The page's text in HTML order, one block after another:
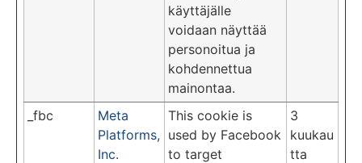
käyttäjälle
voidaan näyttää
personoitua ja
kohdennettua
mainontaa.
_fbc
Meta
Platforms,
Inc.
This cookie is
used by Facebook
to target
3
kuukau
tta